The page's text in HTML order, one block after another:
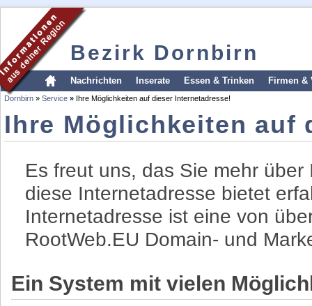
Bezirk Dornbirn
Nachrichten Inserate Essen & Trinken Firmen &
Dornbirn » Service » Ihre Möglichkeiten auf dieser Internetadresse!
Ihre Möglichkeiten auf
Es freut uns, das Sie mehr
diese Internetadresse bietet
Internetadresse ist eine von
RootWeb.EU Domain- und
Ein System mit vielen